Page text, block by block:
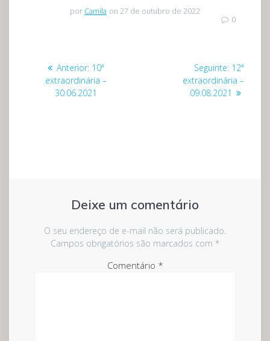
por Camila on 27 de outubro de 2022
0
Navegação
Anterior: Post
anterior:
10ª
extraordinária –
30.06.2021
Seguinte: Post
seguinte:
12ª
extraordinária –
09.08.2021
Deixe um comentário
O seu endereço de e-mail não será publicado.
Campos obrigatórios são marcados com *
Comentário *